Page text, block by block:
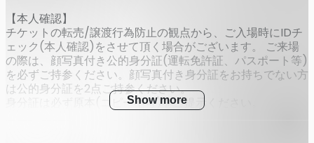
【本人確認】
チケットの転売/譲渡行為防止の観点から、ご入場時にIDチ
ェック(本人確認)をさせて頂く場合がございます。 ご来場
の際は、顔写真付き公的身分証(運転免許証、パスポート等)
を必ずご持参ください。顔写真付き身分証をお持ちでない方
は公的身分証を2点ご持参ください。
身分証は必ず原本(コピー不可)をご提示ください。
Show more